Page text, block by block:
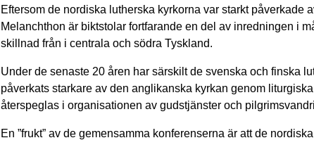
Eftersom de nordiska lutherska kyrkorna var starkt påverkade
Melanchthon är biktstolar fortfarande en del av inredningen i
skillnad från i centrala och södra Tyskland.
Under de senaste 20 åren har särskilt de svenska och finska
påverkats starkare av den anglikanska kyrkan genom
återspeglas i organisationen av gudstjänster och
En ”frukt” av de gemensamma konferenserna är att de